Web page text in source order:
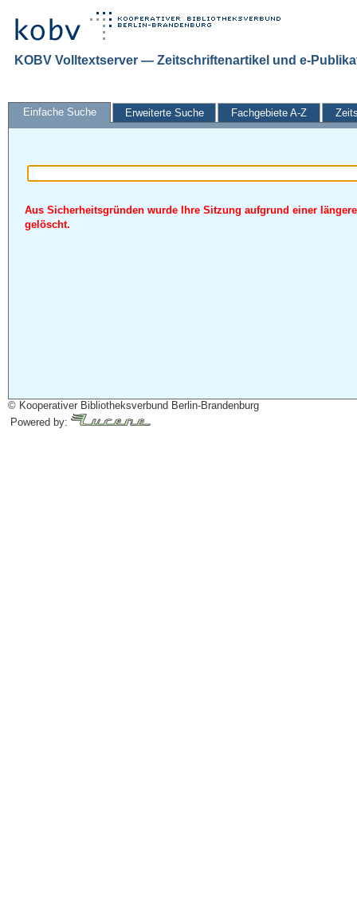
KOBV Volltextserver — Zeitschriftenartikel und e-
Einfache Suche Erweiterte Suche Fachgebiete A-Z
Aus Sicherheitsgründen wurde Ihre Sitzung aufgrund einer
gelöscht.
© Kooperativer Bibliotheksverbund Berlin-Brandenburg
Powered by: